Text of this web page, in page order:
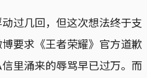
过几回，但这次想法终于支
要求《王者荣耀》官方道歉
里涌来的辱骂早已过万。而